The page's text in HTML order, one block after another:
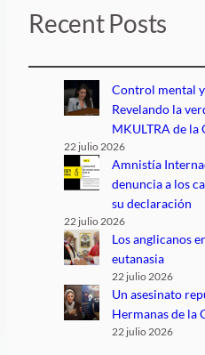
Recent Posts
Control mental
Revelando la
MKULTRA de la
22 julio 2026
Amnistía
denuncia a los
su declaración
22 julio 2026
Los anglicanos
eutanasia
22 julio 2026
Un asesinato
Hermanas de la
22 julio 2026